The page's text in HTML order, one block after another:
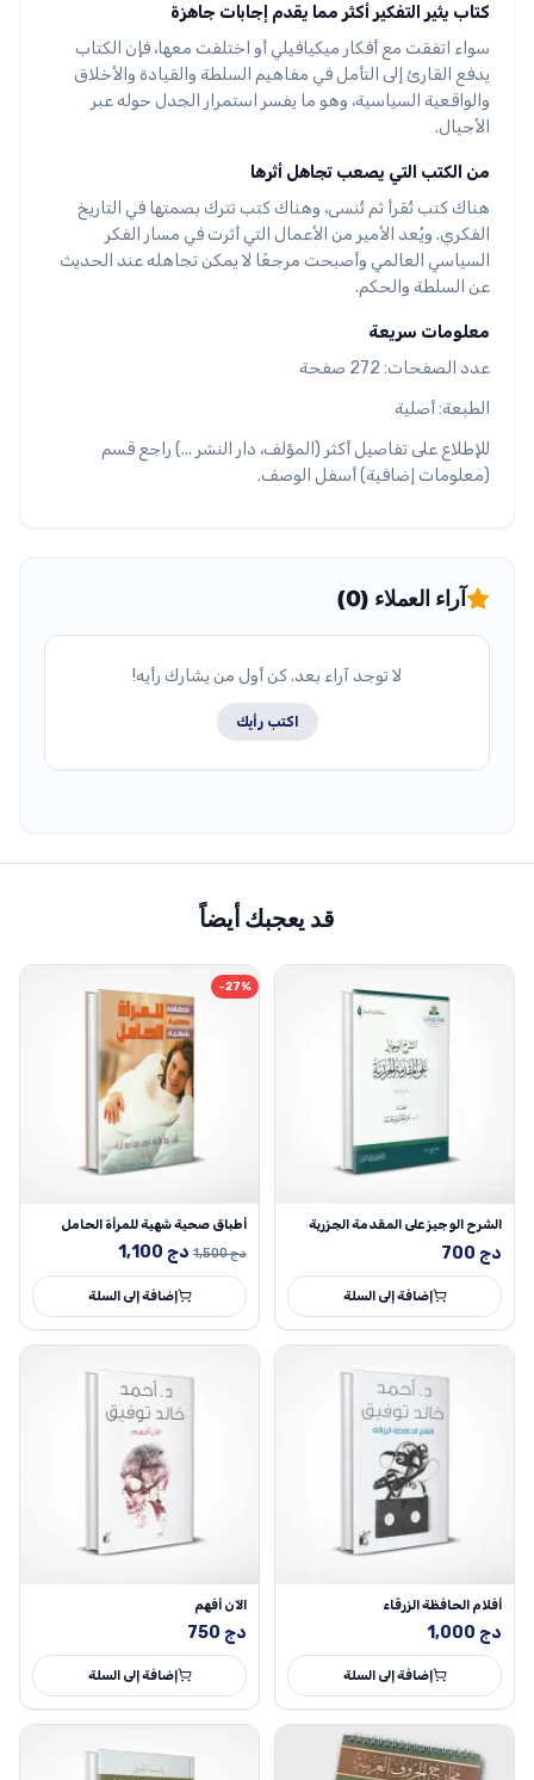
كتاب يثير التفكير أكثر مما يقدم إجابات جاهزة
سواء اتفقت مع أفكار ميكيافيلي أو اختلفت معها، فإن الكتاب
يدفع القارئ إلى التأمل في مفاهيم السلطة والقيادة والأخلاق
والواقعية السياسية، وهو ما يفسر استمرار الجدل حوله عبر
الأجيال.
من الكتب التي يصعب تجاهل أثرها
هناك كتب تُقرأ ثم تُنسى، وهناك كتب تترك بصمتها في التاريخ
الفكري. ويُعد الأمير من الأعمال التي أثرت في مسار الفكر
السياسي العالمي وأصبحت مرجعًا لا يمكن تجاهله عند الحديث
عن السلطة والحكم.
معلومات سريعة
عدد الصفحات: 272 صفحة
الطبعة: أصلية
للإطلاع على تفاصيل أكثر (المؤلف، دار النشر ...) راجع قسم
(معلومات إضافية) أسفل الوصف.
آراء العملاء (0)
لا توجد آراء بعد. كن أول من يشارك رأيه!
اكتب رأيك
قد يعجبك أيضاً
الشرح الوجيز على المقدمة الجزرية
700 دج
إضافة إلى السلة
-27%
أطباق صحية شهية للمرأة الحامل
1,500دج
السعر
الأصلي
هو:
1,500 دج.
1,100 دج
السعر
الحالي
هو:
1,100 دج.
إضافة إلى السلة
أفلام الحافظة الزرقاء
1,000 دج
إضافة إلى السلة
الآن أفهم
750 دج
إضافة إلى السلة